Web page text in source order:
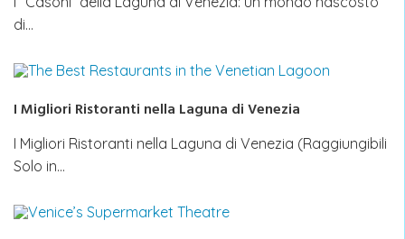
di…
I Migliori Ristoranti nella Laguna di Venezia
I Migliori Ristoranti nella Laguna di Venezia (Raggiungibili
Solo in…